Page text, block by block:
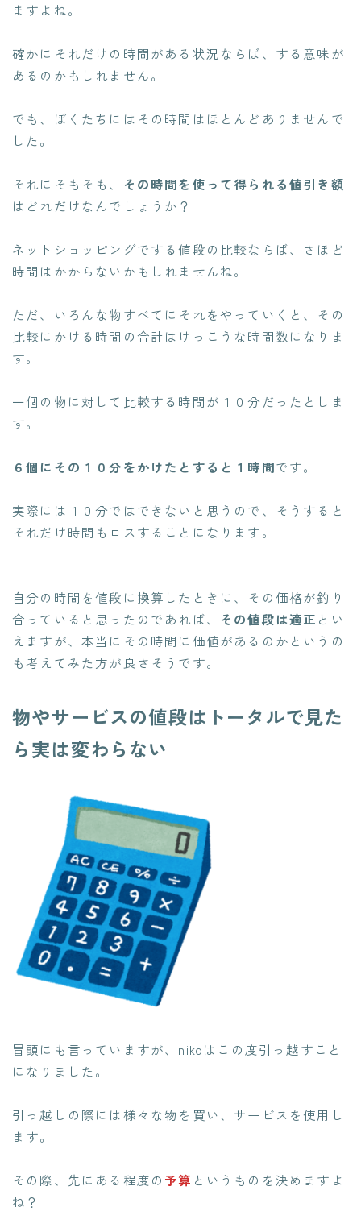
ますよね。
確かにそれだけの時間がある状況ならば、する意味が
あるのかもしれません。
でも、ぼくたちには その時間はほとんどありません で
した。
それにそもそも、 その時間を使って得られる値引き額
はどれだけなんでしょうか？
ネットショッピングでする値段の比較ならば、さほど
時間はかからないかもしれませんね。
ただ、いろんな物すべてにそれをやっていくと、その
比較にかける時間の合計はけっこうな時間数になりま
す。
一個の物に対して比較する時間が１０分だったとしま
す。
６個にその１０分をかけたとすると１時間です。
実際には１０分ではできないと思うので、そうすると
それだけ時間もロスすることになります。
自分の時間を値段に換算したときに、その価格が釣り
合っている と思ったのであれば、 その値段は適正 とい
えますが、本当にその時間に価値があるのかというの
も考えてみた方が良さそうです。
物やサービスの値段はトータルで見た
ら実は変わらない
冒頭にも言っていますが、nikoはこの度引っ越すこと
になりました。
引っ越しの際には様々な物を買い、サービスを使用し
ます。
その際、先にある程度の 予算 というものを決めますよ
ね？